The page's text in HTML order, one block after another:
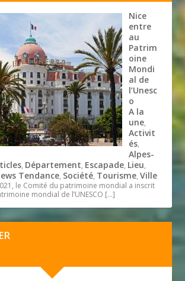
Nice
entre
au
Patrim
oine
Mondi
al de
l’Unesc
o
A la
une,
Activit
és,
Alpes-
, Département, Escapade, Lieu,
Tendance, Société, Tourisme,Ville
le Comité du patrimoine mondial a inscrit
mondial de l’UNESCO […]